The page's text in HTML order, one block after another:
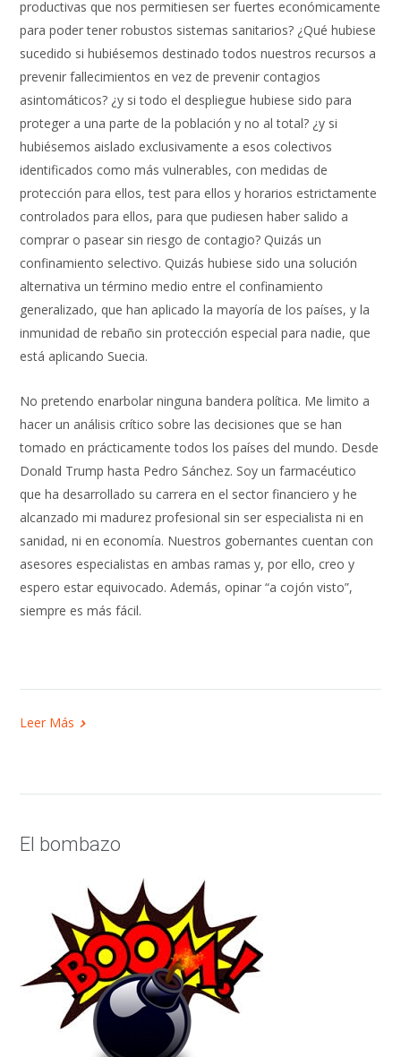
productivas que nos permitiesen ser fuertes económicamente
para poder tener robustos sistemas sanitarios? ¿Qué hubiese
sucedido si hubiésemos destinado todos nuestros recursos a
prevenir fallecimientos en vez de prevenir contagios
asintomáticos? ¿y si todo el despliegue hubiese sido para
proteger a una parte de la población y no al total? ¿y si
hubiésemos aislado exclusivamente a esos colectivos
identificados como más vulnerables, con medidas de
protección para ellos, test para ellos y horarios estrictamente
controlados para ellos, para que pudiesen haber salido a
comprar o pasear sin riesgo de contagio? Quizás un
confinamiento selectivo. Quizás hubiese sido una solución
alternativa un término medio entre el confinamiento
generalizado, que han aplicado la mayoría de los países, y la
inmunidad de rebaño sin protección especial para nadie, que
está aplicando Suecia.
No pretendo enarbolar ninguna bandera política. Me limito a
hacer un análisis crítico sobre las decisiones que se han
tomado en prácticamente todos los países del mundo. Desde
Donald Trump hasta Pedro Sánchez. Soy un farmacéutico
que ha desarrollado su carrera en el sector financiero y he
alcanzado mi madurez profesional sin ser especialista ni en
sanidad, ni en economía. Nuestros gobernantes cuentan con
asesores especialistas en ambas ramas y, por ello, creo y
espero estar equivocado. Además, opinar “a cojón visto”,
siempre es más fácil.
Leer Más
El bombazo